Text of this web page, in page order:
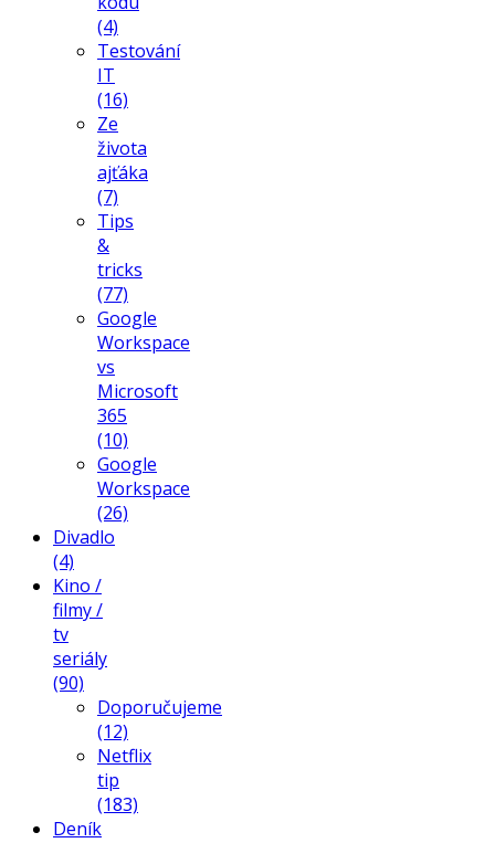
(4)
Testování
IT
(16)
Ze
života
ajťáka
(7)
Tips
&
tricks
(77)
Google
Workspace
vs
Microsoft
365
(10)
Google
Workspace
(26)
Divadlo
(4)
Kino /
filmy /
tv
seriály
(90)
Doporučujeme
(12)
Netflix
tip
(183)
Deník